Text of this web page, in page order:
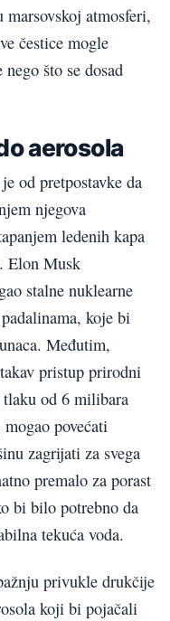
atmosferi,
čestice mogle
što se dosad
aerosola
od pretpostavke da
njegova
ledenih kapa
Elon Musk
stalne nuklearne
koje bi
Međutim,
pristup prirodni
od 6 milibara
povećati
zagrijati za svega
premalo za porast
bi bilo potrebno da
tekuća voda.
privukle drukčije
koji bi pojačali